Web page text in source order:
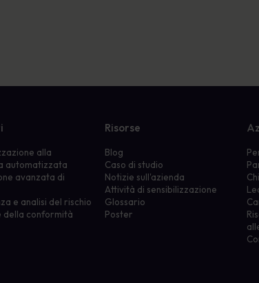
alla
automatizzata
avanzata di
e analisi del rischio
della conformità
Risorse
Blog
Caso di studio
Notizie sull'azienda
Attività di sensibilizzazione
Glossario
Poster